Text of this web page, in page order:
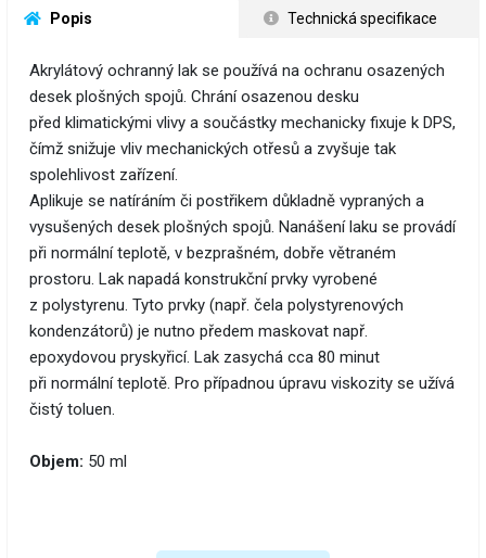
Popis Technická specifikace
Akrylátový ochranný lak se používá na ochranu osazených
desek plošných spojů. Chrání osazenou desku
před klimatickými vlivy a součástky mechanicky fixuje k DPS,
čímž snižuje vliv mechanických otřesů a zvyšuje tak
spolehlivost zařízení.
Aplikuje se natíráním či postřikem důkladně vypraných a
vysušených desek plošných spojů. Nanášení laku se provádí
při normální teplotě, v bezprašném, dobře větraném
prostoru. Lak napadá konstrukční prvky vyrobené
z polystyrenu. Tyto prvky (např. čela polystyrenových
kondenzátorů) je nutno předem maskovat např.
epoxydovou pryskyřicí. Lak zasychá cca 80 minut
při normální teplotě. Pro případnou úpravu viskozity se užívá
čistý toluen.
Objem: 50 ml